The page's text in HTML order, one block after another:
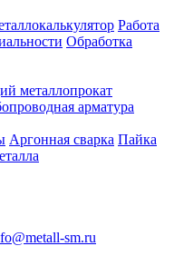
Работа
Обработка
металлопрокат
арматура
Аргонная сварка Пайка
sm.ru